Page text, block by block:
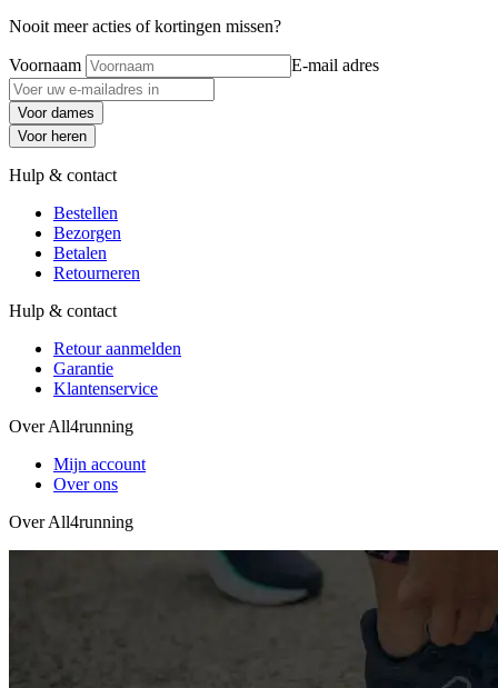
Nooit meer acties of kortingen missen?
Voornaam E-mail adres
Voor dames
Voor heren
Hulp & contact
Bestellen
Bezorgen
Betalen
Retourneren
Hulp & contact
Retour aanmelden
Garantie
Klantenservice
Over All4running
Mijn account
Over ons
Over All4running